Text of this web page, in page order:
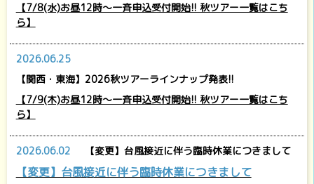
【7/8(水)お昼12時～一斉申込受付開始!! 秋ツアー一覧はこち
ら】
2026.06.25
【関西・東海】2026秋ツアーラインナップ発表!!
【7/9(木)お昼12時～一斉申込受付開始!! 秋ツアー一覧はこち
ら】
2026.06.02 【変更】台風接近に伴う臨時休業につきまして
【変更】台風接近に伴う臨時休業につきまして